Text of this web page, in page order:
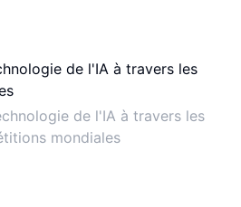
de l'IA à travers les
mondiales